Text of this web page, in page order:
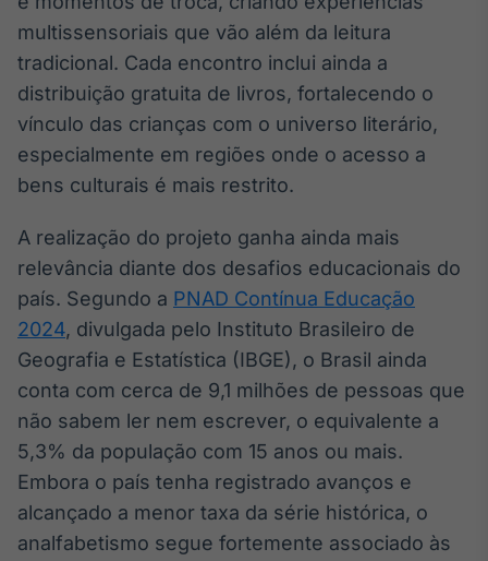
para conteúdos e
funcionalidades
Broadcast
Wallboard
Conteúdos e
displays e telas
Broadcast
Curadoria de
conteúdos
noticiosos
Soluções de
Tecnologia
Broadcast
Radar
Monitoramento
inteligente de
notícias e
conteúdos
multissensoriais que vão além da leitura
tradicional. Cada encontro inclui ainda a
distribuição gratuita de livros, fortalecendo o
vínculo das crianças com o universo literário,
especialmente em regiões onde o acesso a
bens culturais é mais restrito.
A realização do projeto ganha ainda mais
relevância diante dos desafios educacionais do
país. Segundo a PNAD Contínua Educação
2024, divulgada pelo Instituto Brasileiro de
Geografia e Estatística (IBGE), o Brasil ainda
conta com cerca de 9,1 milhões de pessoas que
não sabem ler nem escrever, o equivalente a
5,3% da população com 15 anos ou mais.
Embora o país tenha registrado avanços e
alcançado a menor taxa da série histórica, o
analfabetismo segue fortemente associado às